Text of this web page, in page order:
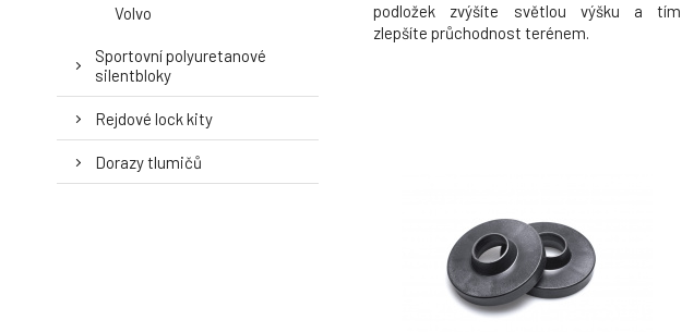
Volvo
Sportovní polyuretanové
silentbloky
Rejdové lock kity
Dorazy tlumičů
podložek zvýšíte světlou výšku a tím
zlepšíte průchodnost terénem.